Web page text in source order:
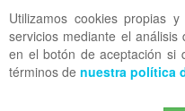
Utilizamos cookies propias
servicios mediante el
en el botón de aceptación si
términos de nuestra política
OFF CANVAS